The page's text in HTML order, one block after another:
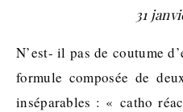
31
N’est- il pas de coutume d’entendre, au quotidien, une
formule composée de
inséparables : « catho